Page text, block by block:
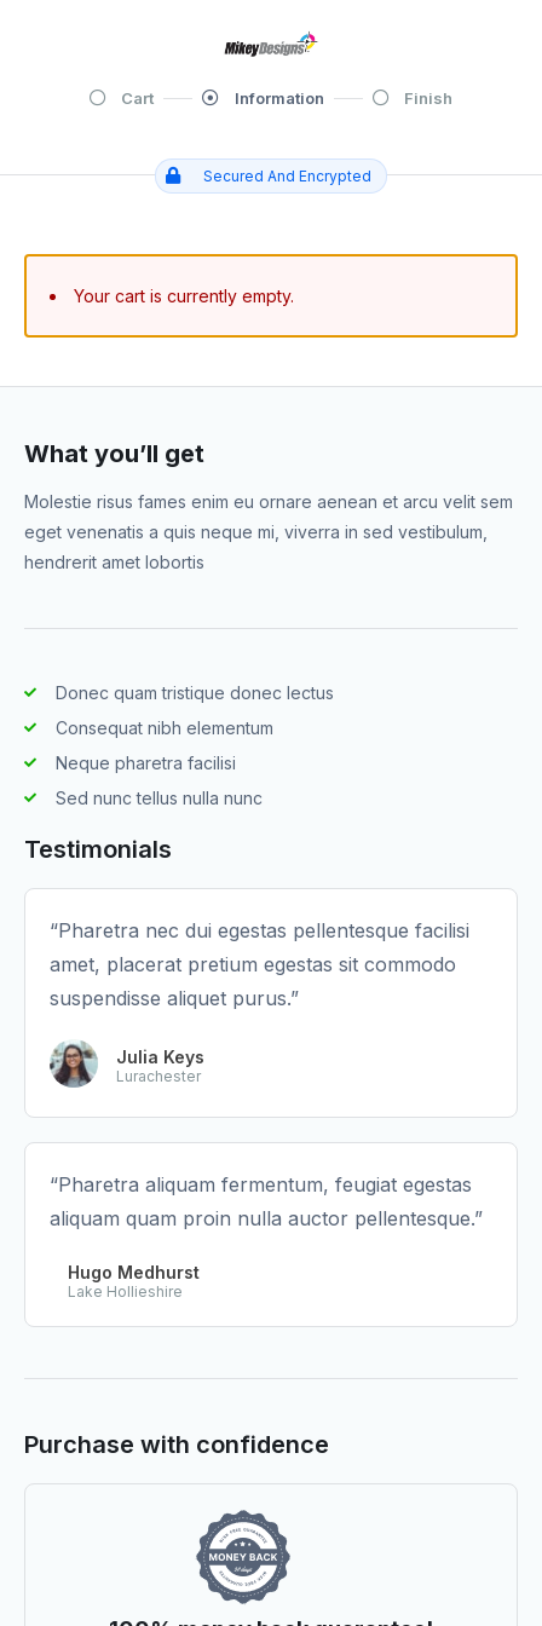
Cart Information Finish
Secured And Encrypted
Your cart is currently empty.
What you’ll get
Molestie risus fames enim eu ornare aenean et arcu velit sem
eget venenatis a quis neque mi, viverra in sed vestibulum,
hendrerit amet lobortis
Donec quam tristique donec lectus
Consequat nibh elementum
Neque pharetra facilisi
Sed nunc tellus nulla nunc
Testimonials
“Pharetra nec dui egestas pellentesque facilisi
amet, placerat pretium egestas sit commodo
suspendisse aliquet purus.”
Julia Keys
Lurachester
“Pharetra aliquam fermentum, feugiat egestas
aliquam quam proin nulla auctor pellentesque.”
Hugo Medhurst
Lake Hollieshire
Purchase with confidence